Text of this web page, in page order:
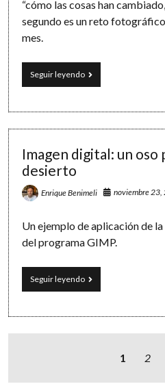
“cómo las cosas han
segundo es un reto
mes.
Seguir leyendoSobre
viajes
el
retos
fotográficos
Imagen digital: un oso
desierto
Enrique Benimeli noviembre
Un ejemplo de aplicación de
del programa GIMP.
Seguir leyendoImagen
digital:
oso
1 2